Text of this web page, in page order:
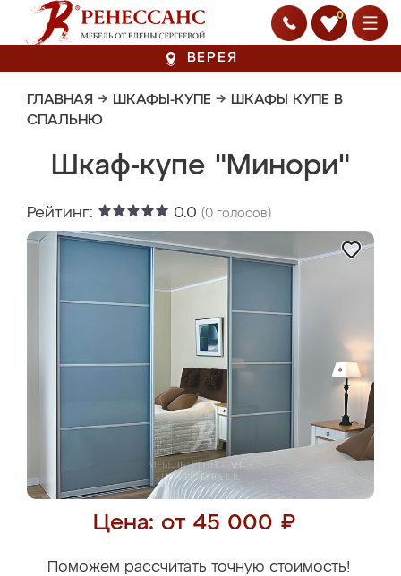
0
ВЕРЕЯ
ГЛАВНАЯ → ШКАФЫ-КУПЕ → ШКАФЫ КУПЕ В
СПАЛЬНЮ
Шкаф-купе "Минори"
Рейтинг: 0.0 (0 голосов)
Цена: от 45 000 ₽
Поможем рассчитать точную стоимость!